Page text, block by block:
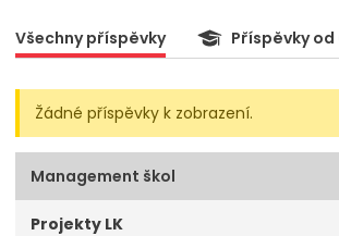
Všechny příspěvky Příspěvky od
Žádné příspěvky k zobrazení.
Management škol
Projekty LK